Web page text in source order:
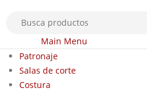
Main Menu
Patronaje
Salas de corte
Costura